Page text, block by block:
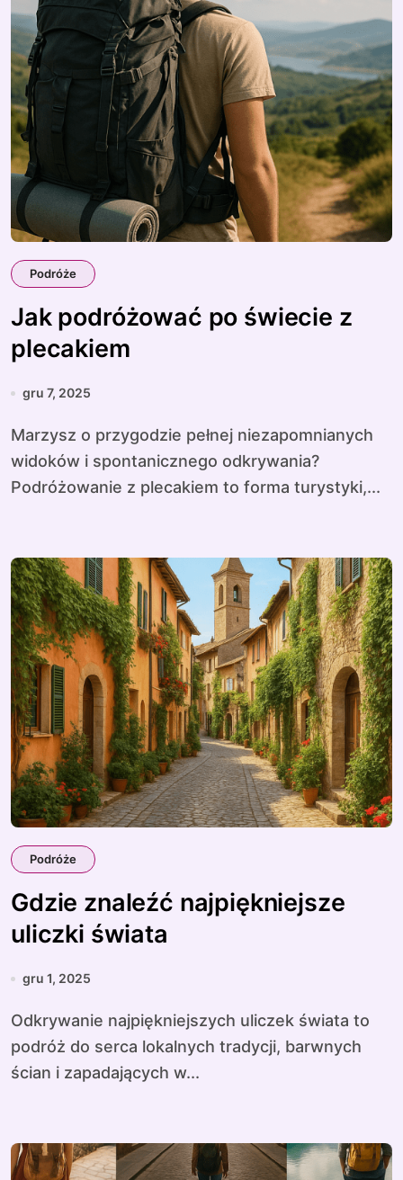
Podróże
Jak podróżować po świecie z
plecakiem
gru 7, 2025
Marzysz o przygodzie pełnej niezapomnianych
widoków i spontanicznego odkrywania?
Podróżowanie z plecakiem to forma turystyki,...
Podróże
Gdzie znaleźć najpiękniejsze
uliczki świata
gru 1, 2025
Odkrywanie najpiękniejszych uliczek świata to
podróż do serca lokalnych tradycji, barwnych
ścian i zapadających w...